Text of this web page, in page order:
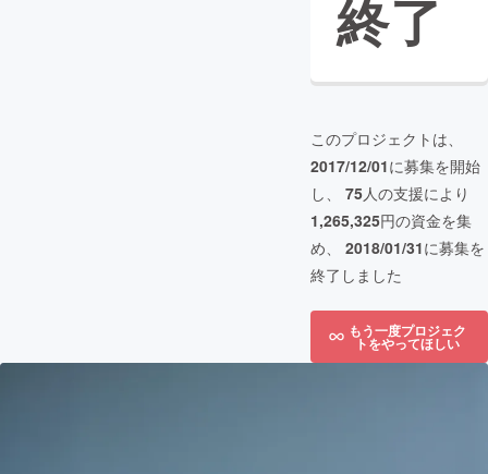
終了
このプロジェクトは、
2017/12/01に募集を開始
し、 75人の支援により
1,265,325円の資金を集
め、 2018/01/31に募集を
終了しました
もう一度プロジェク
トをやってほしい